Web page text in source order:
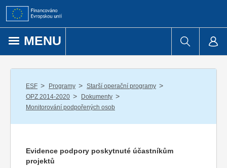
Přejít k obsahu
MENU
ESF / Programy / Starší operační programy /
OPZ 2014-2020 / Dokumenty /
Monitorování podpořených osob
Evidence podpory poskytnuté účastníkům
projektů